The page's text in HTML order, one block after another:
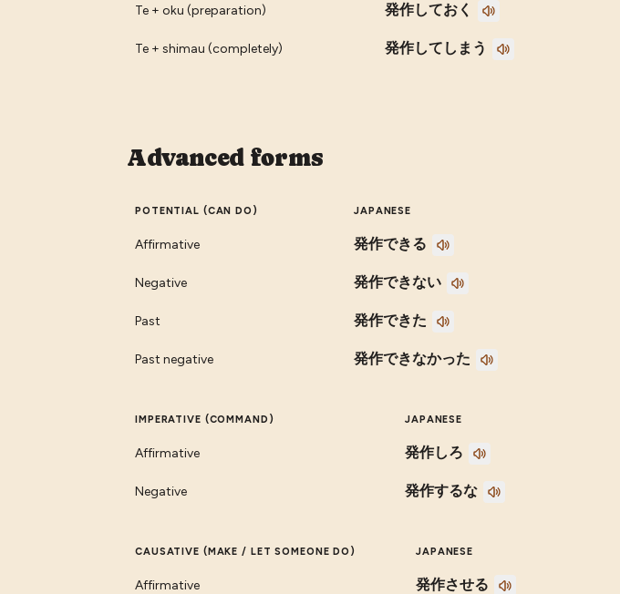
Te + oku (preparation) 発作しておく
Te + shimau (completely) 発作してしまう
Advanced forms
POTENTIAL (CAN DO) JAPANESE
Affirmative 発作できる
Negative 発作できない
Past 発作できた
Past negative 発作できなかった
IMPERATIVE (COMMAND) JAPANESE
Affirmative 発作しろ
Negative 発作するな
CAUSATIVE (MAKE / LET SOMEONE DO) JAPANESE
Affirmative 発作させる